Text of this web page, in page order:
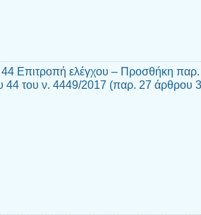
Επιτροπή ελέγχου – Προσθήκη
44 του ν. 4449/2017 (παρ. 27 άρθρου